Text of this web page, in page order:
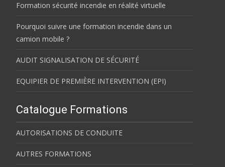
Formation sécurité incendie en réalité virtuelle
Pourquoi suivre une formation incendie dans un
camion mobile ?
AUDIT SIGNALISATION DE SÉCURITÉ
EQUIPIER DE PREMIÈRE INTERVENTION (EPI)
Catalogue Formations
AUTORISATIONS DE CONDUITE
AUTRES FORMATIONS